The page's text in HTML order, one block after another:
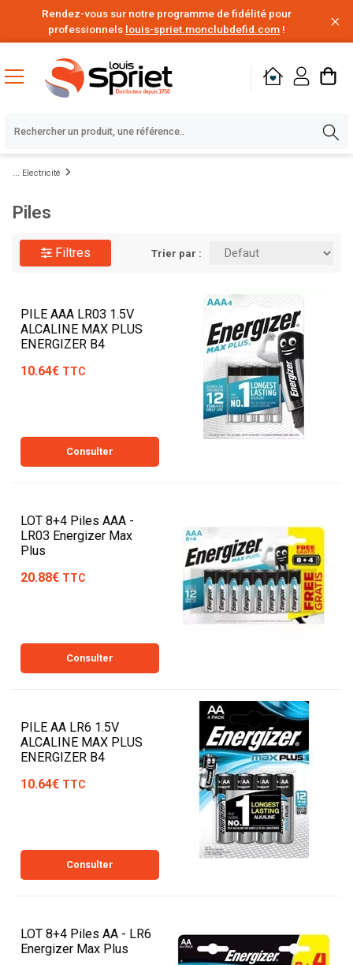
Rendez-vous sur notre programme de fidélité pour
professionnels louis-spriet.monclubdefid.com !
Electricité
Piles
Filtres Trier par :
PILE AAA LR03 1.5V
ALCALINE MAX PLUS
ENERGIZER B4
10.64€ TTC
Consulter
LOT 8+4 Piles AAA -
LR03 Energizer Max
Plus
20.88€ TTC
Consulter
PILE AA LR6 1.5V
ALCALINE MAX PLUS
ENERGIZER B4
10.64€ TTC
Consulter
LOT 8+4 Piles AA - LR6
Energizer Max Plus